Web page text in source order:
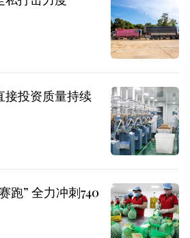
接投资质量持续
跑” 全力冲刺740